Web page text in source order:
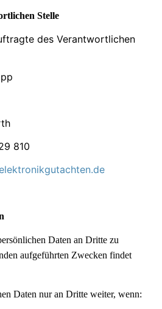
Stelle
des Verantwortlichen
810
Daten an Dritte zu
aufgeführten Zwecken findet
Daten nur an Dritte weiter, wenn: